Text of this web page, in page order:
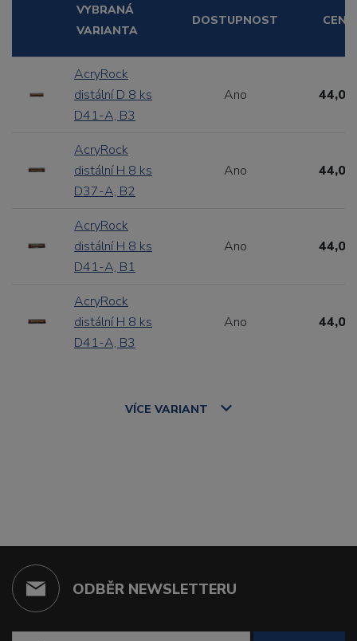
VYBRANÁ
VARIANTA
DOSTUPNOST CENA
AcryRock
distální D 8 ks
D41-A, B3
Ano 44,00
AcryRock
distální H 8 ks
D37-A, B2
Ano 44,00
AcryRock
distální H 8 ks
D41-A, B1
Ano 44,00
AcryRock
distální H 8 ks
D41-A, B3
Ano 44,00
VÍCE VARIANT
ODBĚR NEWSLETTERU